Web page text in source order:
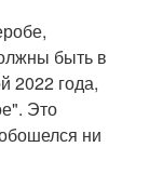
быть в
2022 года,
Это
ни